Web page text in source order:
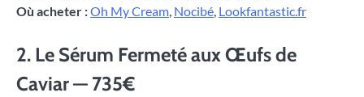
Où acheter :Oh My Cream, Nocibé, Lookfantastic.fr
2. Le Sérum Fermeté aux Œufs de
Caviar — 735€